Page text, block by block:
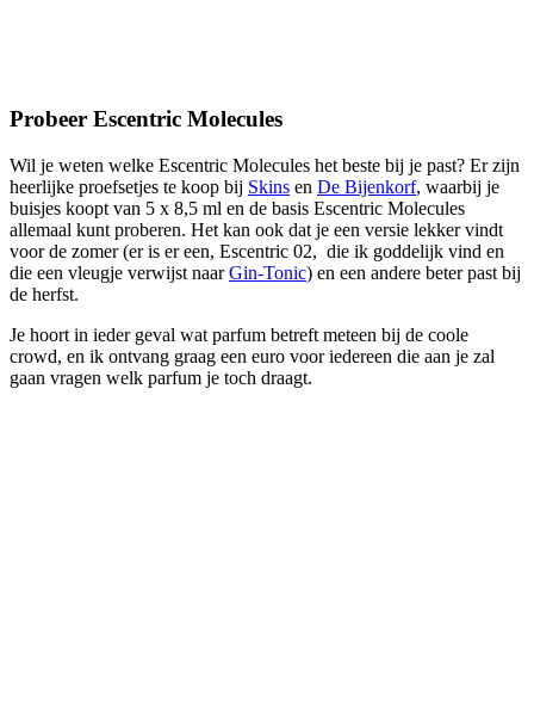
Probeer Escentric Molecules
Wil je weten welke Escentric Molecules het beste bij je past? Er zijn
heerlijke proefsetjes te koop bij Skins en De Bijenkorf, waarbij je
buisjes koopt van 5 x 8,5 ml en de basis Escentric Molecules
allemaal kunt proberen. Het kan ook dat je een versie lekker vindt
voor de zomer (er is er een, Escentric 02, die ik goddelijk vind en
die een vleugje verwijst naarGin-Tonic) en een andere beter past bij
de herfst.
Je hoort in ieder geval wat parfum betreft meteen bij de coole
crowd, en ik ontvang graag een euro voor iedereen die aan je zal
gaan vragen welk parfum je toch draagt.